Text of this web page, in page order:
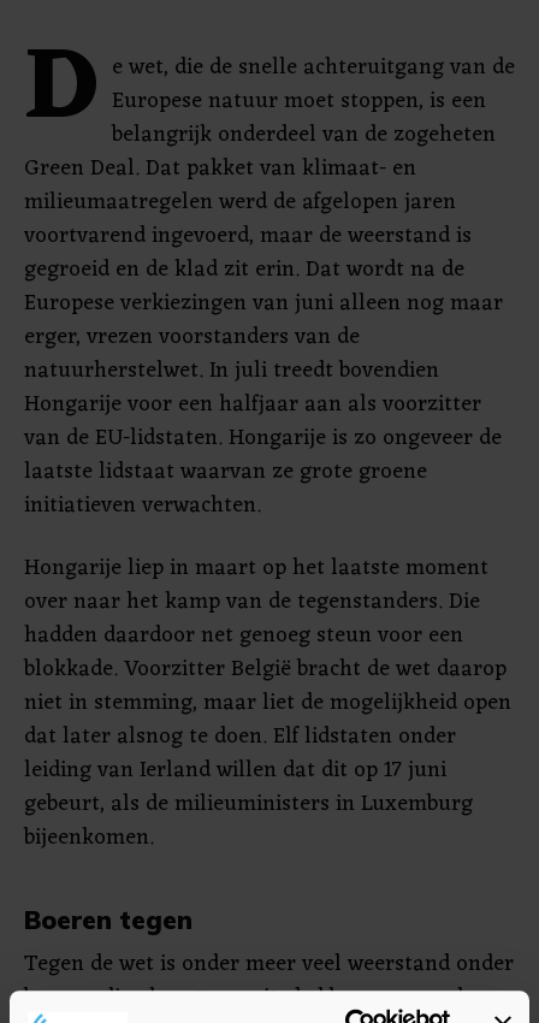
D e wet, die de snelle achteruitgang van de
Europese natuur moet stoppen, is een
belangrijk onderdeel van de zogeheten
Green Deal. Dat pakket van klimaat- en
milieumaatregelen werd de afgelopen jaren
voortvarend ingevoerd, maar de weerstand is
gegroeid en de klad zit erin. Dat wordt na de
Europese verkiezingen van juni alleen nog maar
erger, vrezen voorstanders van de
natuurherstelwet. In juli treedt bovendien
Hongarije voor een halfjaar aan als voorzitter
van de EU-lidstaten. Hongarije is zo ongeveer de
laatste lidstaat waarvan ze grote groene
initiatieven verwachten.
Hongarije liep in maart op het laatste moment
over naar het kamp van de tegenstanders. Die
hadden daardoor net genoeg steun voor een
blokkade. Voorzitter België bracht de wet daarop
niet in stemming, maar liet de mogelijkheid open
dat later alsnog te doen. Elf lidstaten onder
leiding van Ierland willen dat dit op 17 juni
gebeurt, als de milieuministers in Luxemburg
bijeenkomen.
Boeren tegen
Tegen de wet is onder meer veel weerstand onder
boeren, die al grote moeite hebben om aan de